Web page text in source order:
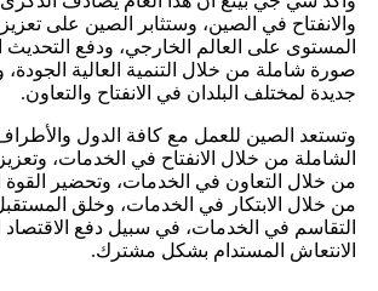
والانفتاح في الصين، وستثابر الصين على تعزيز
المستوى على العالم الخارجي، ودفع
صورة شاملة من خلال التنمية العالية
جديدة لمختلف البلدان في الانفتاح والتعاون.
وتستعد الصين للعمل مع كافة الدول
الشاملة من خلال الانفتاح في الخدمات،
من خلال التعاون في الخدمات، وتحضير القوة
من خلال الابتكار في الخدمات، وخلق
التقاسم في الخدمات، في سبيل دفع الاقتصاد
الانتعاش المستدام بشكل مشترك.